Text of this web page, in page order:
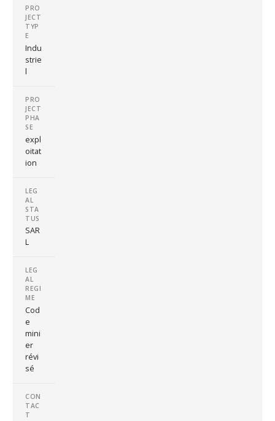
PRO
JECT
TYP
E
Indu
strie
l
PRO
JECT
PHA
SE
expl
oitat
ion
LEG
AL
STA
TUS
SAR
L
LEG
AL
REGI
ME
Cod
e
mini
er
révi
sé
CON
TAC
T